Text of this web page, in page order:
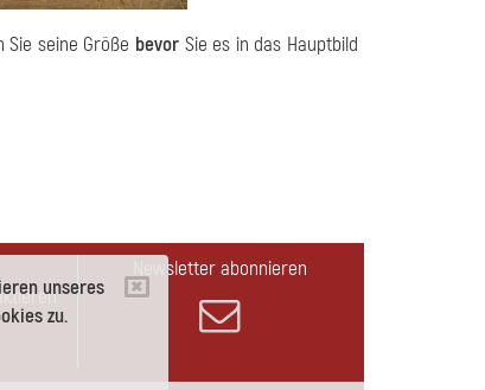
unseres
zu.
seine Größe bevor Sie es in das Hauptbild
Newsletter abonnieren